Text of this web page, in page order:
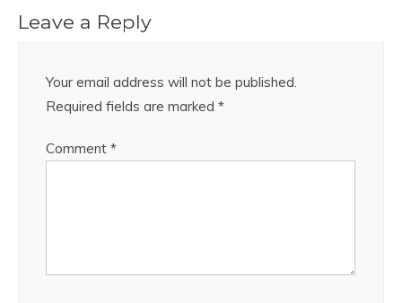
Leave a Reply
Your email address will not be published.
Required fields are marked *
Comment *